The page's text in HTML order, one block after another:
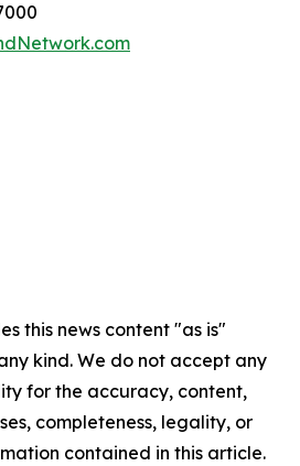
this news content "as is"
kind. We do not accept any
for the accuracy, content,
completeness, legality, or
contained in this article.